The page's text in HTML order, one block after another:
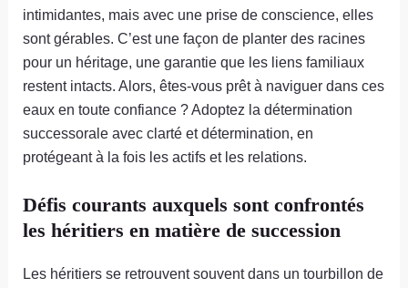
intimidantes, mais avec une prise de conscience, elles
sont gérables. C’est une façon de planter des racines
pour un héritage, une garantie que les liens familiaux
restent intacts. Alors, êtes-vous prêt à naviguer dans ces
eaux en toute confiance ? Adoptez la détermination
successorale avec clarté et détermination, en
protégeant à la fois les actifs et les relations.
Défis courants auxquels sont confrontés
les héritiers en matière de succession
Les héritiers se retrouvent souvent dans un tourbillon de